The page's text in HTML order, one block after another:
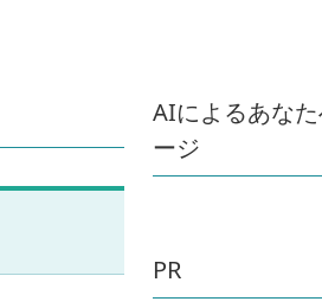
AIによるあな
ージ
PR